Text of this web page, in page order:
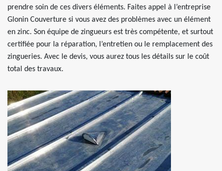
prendre soin de ces divers éléments. Faites appel à l’entreprise
Glonin Couverture si vous avez des problèmes avec un élément
en zinc. Son équipe de zingueurs est très compétente, et surtout
certifiée pour la réparation, l’entretien ou le remplacement des
zingueries. Avec le devis, vous aurez tous les détails sur le coût
total des travaux.